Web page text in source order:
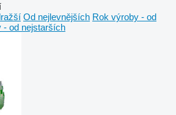
Od nejlevnějších Rok výroby - od
- od nejstarších